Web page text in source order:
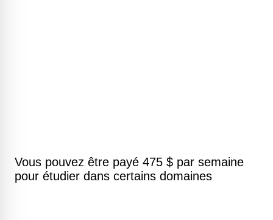
Vous pouvez être payé 475 $ par semaine
pour étudier dans certains domaines